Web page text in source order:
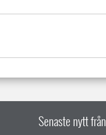
Senaste nytt från